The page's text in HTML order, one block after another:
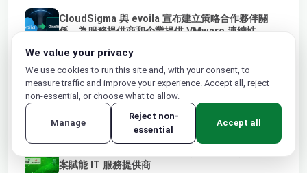
CloudSigma 與 evoila 宣布建立策略合作夥伴關
係，為服務提供商和企業提供 VMware 連續性
人，而非平台，才是推動進步的動力
從影子 AI 到主權雲端：為什麼在地服務供應商與電
信業者是可信賴 AI 的未來
案賦能 IT 服務提供商
We value your privacy
We use cookies to run this site and, with your consent, to
measure traffic and improve your experience. Accept all, reject
non-essential, or choose what to allow.
Manage
Reject non-
essential
Accept all